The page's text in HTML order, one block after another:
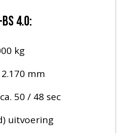
4.0:
kg
mm
50 / 48 sec
uitvoering